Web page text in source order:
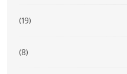
(19)
(8)